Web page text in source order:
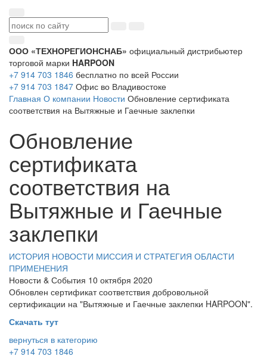
ООО «ТЕХНОРЕГИОНСНАБ» официальный дистрибьютер
торговой марки HARPOON
+7 914 703 1846 бесплатно по всей России
+7 914 703 1847 Офис во Владивостоке
Главная О компании Новости Обновление сертификата
соответствия на Вытяжные и Гаечные заклепки
Обновление
сертификата
соответствия на
Вытяжные и Гаечные
заклепки
ИСТОРИЯ НОВОСТИ МИССИЯ И СТРАТЕГИЯ ОБЛАСТИ
ПРИМЕНЕНИЯ
Новости & События 10 октября 2020
Обновлен сертификат соответствия добровольной
сертификации на "Вытяжные и Гаечные заклепки HARPOON".
Скачать тут
вернуться в категорию
+7 914 703 1846